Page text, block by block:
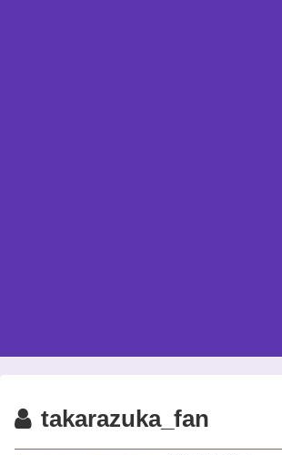
takarazuka_fan